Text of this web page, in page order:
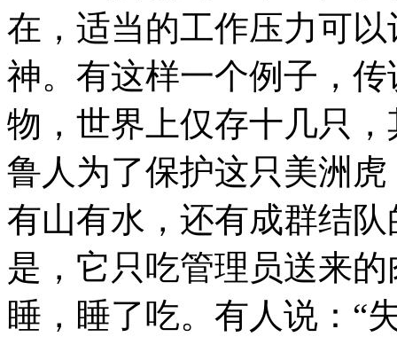
在，适当的工作压力可
神。有这样一个例子，
物，世界上仅存十几只
鲁人为了保护这只美洲
有山有水，还有成群结
是，它只吃管理员送来
睡，睡了吃。有人说：“